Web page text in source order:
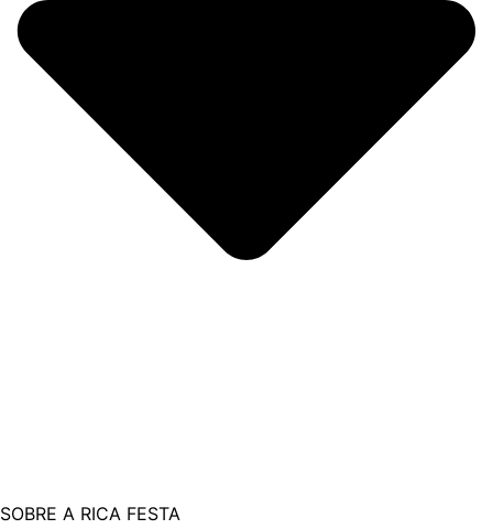
SOBRE A RICA FESTA